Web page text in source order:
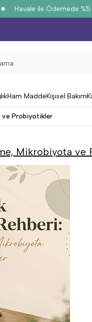
Havale ile Ödemede %5
Ham MaddeKişisel Bakım
ve Probiyotikler
Mikrobiyota